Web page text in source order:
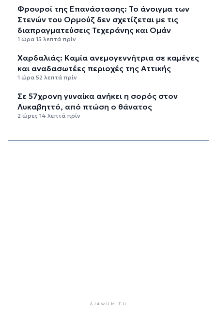
Φρουροί της Επανάστασης: Το άνοιγμα των
Στενών του Ορμούζ δεν σχετίζεται με τις
διαπραγματεύσεις Τεχεράνης και Ομάν
1 ώρα 15 λεπτά πρίν
Χαρδαλιάς: Καμία ανεμογεννήτρια σε καμένες
και αναδασωτέες περιοχές της Αττικής
1 ώρα 52 λεπτά πρίν
Σε 57χρονη γυναίκα ανήκει η σορός στον
Λυκαβηττό, από πτώση ο θάνατος
2 ώρες 14 λεπτά πρίν
ΔΙΑΦΉΜΙΣΗ